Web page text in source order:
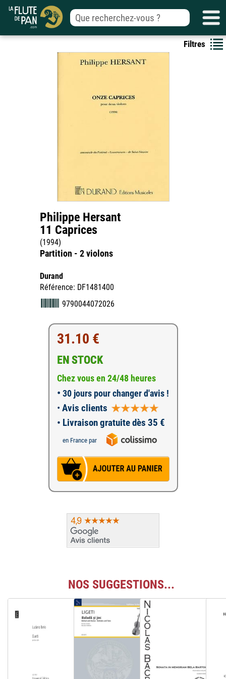
Filtres
Philippe Hersant
11 Caprices
(1994)
Partition - 2 violons
Durand
Référence: DF1481400
9790044072026
31.10 €
EN STOCK
Chez vous en 24/48 heures
• 30 jours pour changer d'avis !
• Avis clients
• Livraison gratuite dès 35 €
en France par
NOS SUGGESTIONS...